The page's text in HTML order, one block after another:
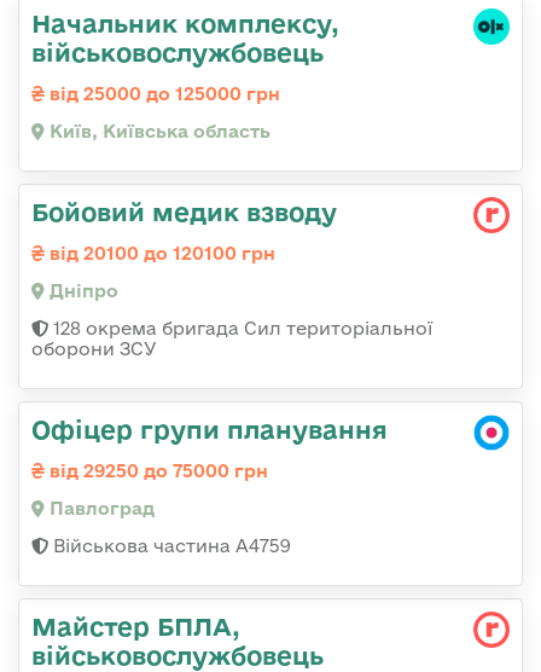
Начальник комплексу,
військовослужбовець
від 25000 до 125000 грн
Київ, Київська область
Бойовий медик взводу
від 20100 до 120100 грн
Дніпро
128 окрема бригада Сил територіальної
оборони ЗСУ
Офіцер групи планування
від 29250 до 75000 грн
Павлоград
Військова частина А4759
Майстер БПЛА,
військовослужбовець